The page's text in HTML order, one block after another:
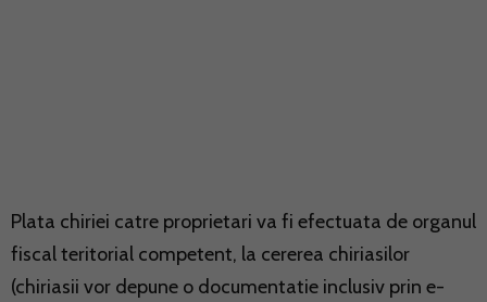
Plata chiriei catre proprietari va fi efectuata de organul
fiscal teritorial competent, la cererea chiriasilor
(chiriasii vor depune o documentatie inclusiv prin e-